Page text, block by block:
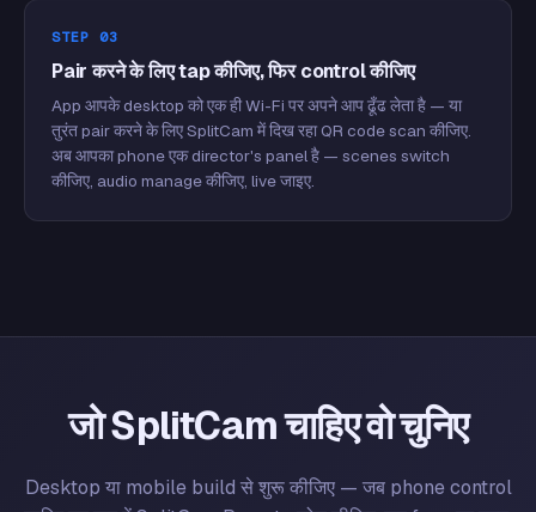
STEP 03
Pair करने के लिए tap कीजिए, फिर control कीजिए
App आपके desktop को एक ही Wi-Fi पर अपने आप ढूँढ लेता है — या
तुरंत pair करने के लिए SplitCam में दिख रहा QR code scan कीजिए.
अब आपका phone एक director's panel है — scenes switch
कीजिए, audio manage कीजिए, live जाइए.
जो SplitCam चाहिए वो चुनिए
Desktop या mobile build से शुरू कीजिए — जब phone control